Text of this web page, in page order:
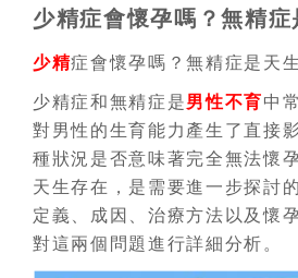
少精症會懷孕嗎？無精症
少精症會懷孕嗎？無精症是天
少精症和無精症是男性不育中
對男性的生育能力產生了直接
種狀況是否意味著完全無法懷
天生存在，是需要進一步探討
定義、成因、治療方法以及懷
對這兩個問題進行詳細分析。